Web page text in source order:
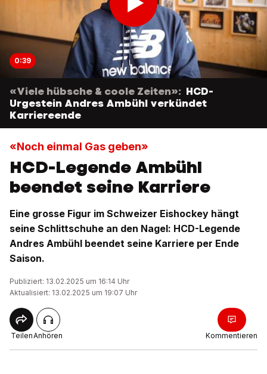
0:39
«Viele hübsche & coole Zeiten»: HCD-
Urgestein Andres Ambühl verkündet
Karriereende
«Noch einmal Gas geben»
HCD-Legende Ambühl
beendet seine Karriere
Eine grosse Figur im Schweizer Eishockey hängt
seine Schlittschuhe an den Nagel: HCD-Legende
Andres Ambühl beendet seine Karriere per Ende
Saison.
Publiziert: 13.02.2025 um 16:14 Uhr
Aktualisiert: 13.02.2025 um 19:07 Uhr
TeilenAnhören Kommentieren